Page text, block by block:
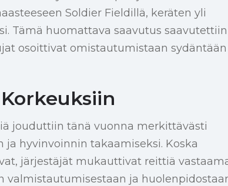
Soldier Fieldillä, keräten yli
Tämä huomattava saavutus saavutettiin
osoittivat omistautumistaan sydäntään
jouduttiin tänä vuonna merkittävästi
hyvinvoinnin takaamiseksi. Koska
järjestäjät mukauttivat reittiä
valmistautumisestaan ja